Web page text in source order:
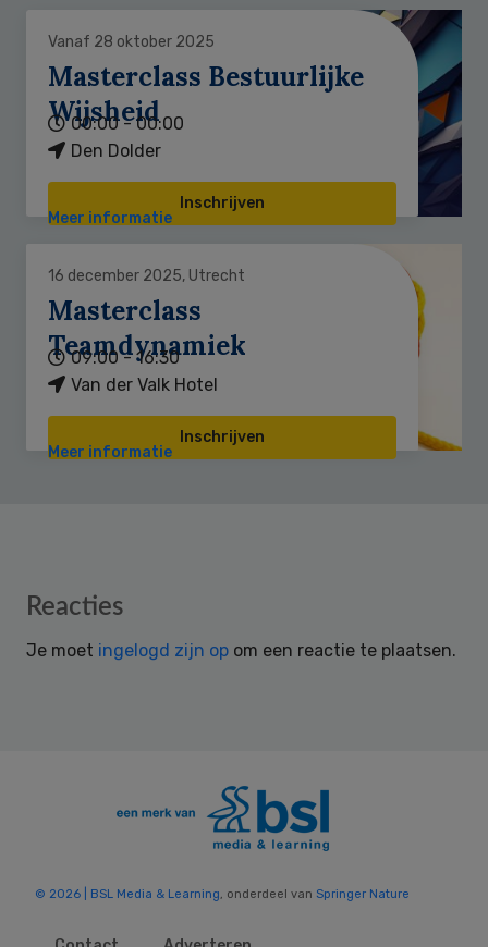
Vanaf 28 oktober 2025
Masterclass Bestuurlijke
Wijsheid
00:00 - 00:00
Den Dolder
Inschrijven
Meer informatie
16 december 2025, Utrecht
Masterclass
Teamdynamiek
09:00 - 16:30
Van der Valk Hotel
Inschrijven
Meer informatie
Reader
Reacties
Je moet ingelogd zijn op om een reactie te plaatsen.
© 2026 | BSL Media & Learning, onderdeel van Springer Nature